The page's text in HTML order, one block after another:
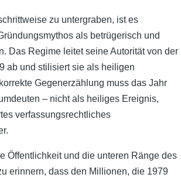
zu untergraben, ist es
als betrügerisch und
Das Regime leitet seine Autorität von der
ab und stilisiert sie als heiligen
Gegenerzählung muss das Jahr
– nicht als heiliges Ereignis,
verfassungsrechtliches
Öffentlichkeit und die unteren Ränge des
erinnern, dass den Millionen, die 1979